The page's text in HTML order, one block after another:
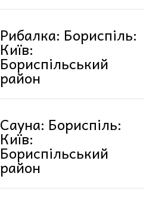
Рибалка: Бориспіль:
Київ:
Бориспільський
район
Сауна: Бориспіль:
Київ:
Бориспільський
район